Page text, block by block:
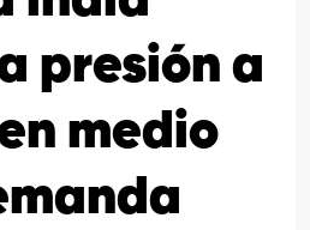
presión a
medio